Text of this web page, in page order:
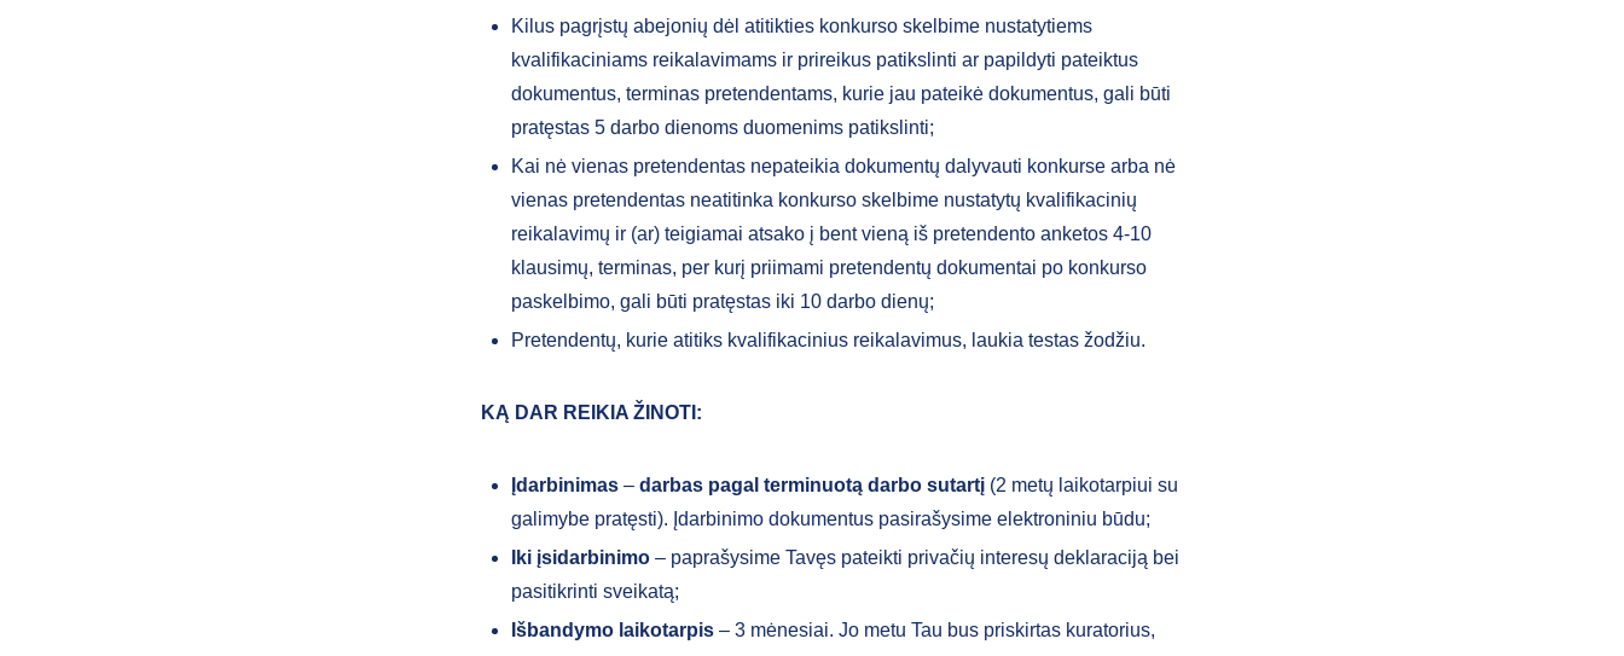
Kilus pagrįstų abejonių dėl atitikties konkurso skelbime nustatytiems
kvalifikaciniams reikalavimams ir prireikus patikslinti ar papildyti pateiktus
dokumentus, terminas pretendentams, kurie jau pateikė dokumentus, gali būti
pratęstas 5 darbo dienoms duomenims patikslinti;
Kai nė vienas pretendentas nepateikia dokumentų dalyvauti konkurse arba nė
vienas pretendentas neatitinka konkurso skelbime nustatytų kvalifikacinių
reikalavimų ir (ar) teigiamai atsako į bent vieną iš pretendento anketos 4-10
klausimų, terminas, per kurį priimami pretendentų dokumentai po konkurso
paskelbimo, gali būti pratęstas iki 10 darbo dienų;
Pretendentų, kurie atitiks kvalifikacinius reikalavimus, laukia testas žodžiu.
KĄ DAR REIKIA ŽINOTI:
Įdarbinimas – darbas pagal terminuotą darbo sutartį (2 metų laikotarpiui su
galimybe pratęsti). Įdarbinimo dokumentus pasirašysime elektroniniu būdu;
Iki įsidarbinimo – paprašysime Tavęs pateikti privačių interesų deklaraciją bei
pasitikrinti sveikatą;
Išbandymo laikotarpis – 3 mėnesiai. Jo metu Tau bus priskirtas kuratorius,